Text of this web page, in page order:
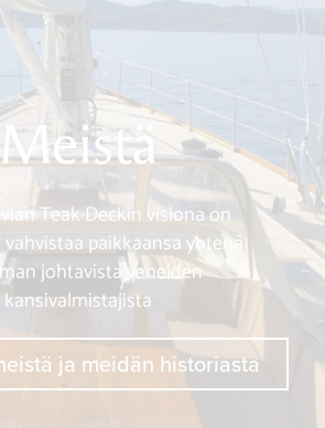
Meistä
Teak Deckin visiona on
paikkaansa yhtenä
johtavista veneiden
kansivalmistajista
ja meidän historiasta